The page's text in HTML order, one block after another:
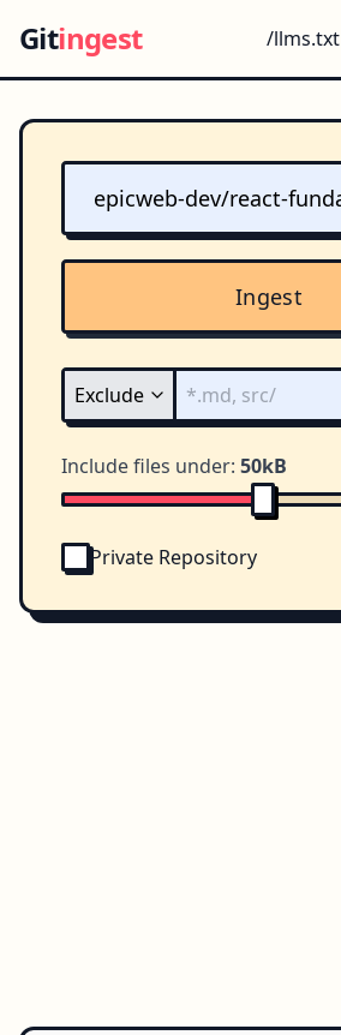
Gitingest /llms.txt
Ingest
Include files under: 50kB
Private Repository